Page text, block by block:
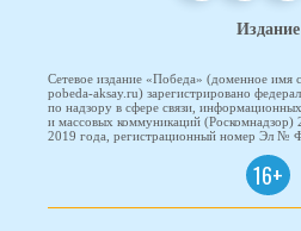
Издание
Сетевое издание «Победа» (доменное имя
pobeda-aksay.ru) зарегистрировано
по надзору в сфере связи,
и массовых коммуникаций (Роскомнадзор)
2019 года, регистрационный номер Эл №
16+